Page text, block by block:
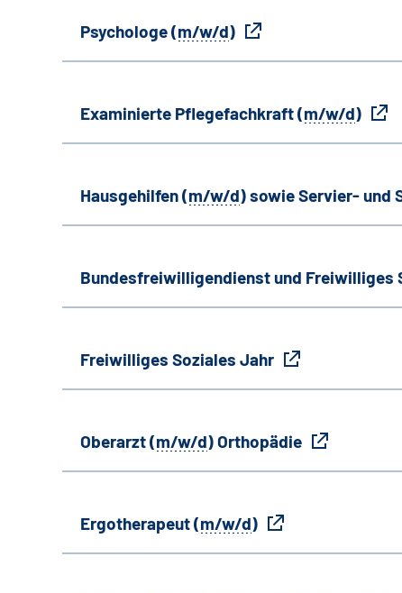
Psychologe (m/w/d)
Examinierte Pflegefachkraft (m/w/d)
Hausgehilfen (m/w/d) sowie Servier- und
Bundesfreiwilligendienst und Freiwilliges
Freiwilliges Soziales Jahr
Oberarzt (m/w/d) Orthopädie
Ergotherapeut (m/w/d)